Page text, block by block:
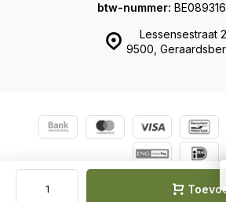
Lessensestraat
9500,
btw-nummer: